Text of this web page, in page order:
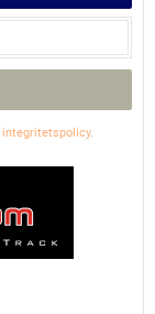
integritetspolicy.